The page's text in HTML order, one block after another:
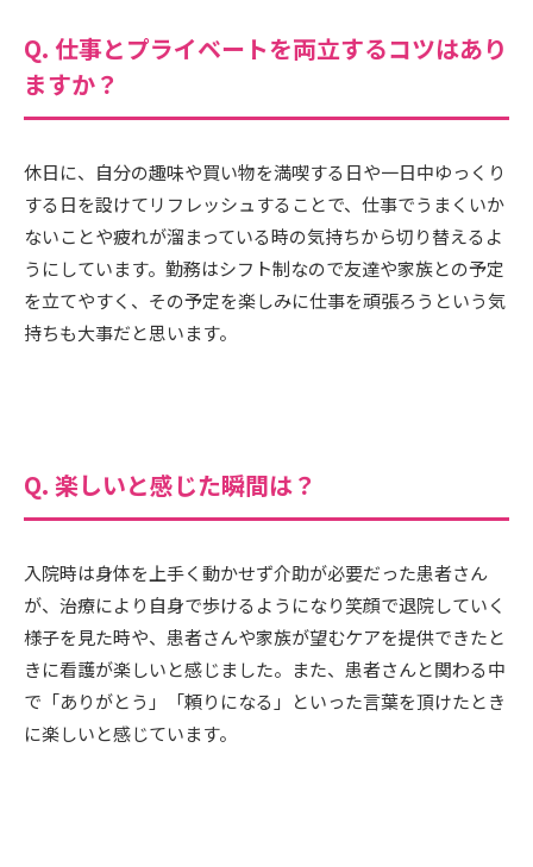
Q. 仕事とプライベートを両立するコツはあり
ますか？
休日に、自分の趣味や買い物を満喫する日や一日中ゆっくり
する日を設けてリフレッシュすることで、仕事でうまくいか
ないことや疲れが溜まっている時の気持ちから切り替えるよ
うにしています。勤務はシフト制なので友達や家族との予定
を立てやすく、その予定を楽しみに仕事を頑張ろうという気
持ちも大事だと思います。
Q. 楽しいと感じた瞬間は？
入院時は身体を上手く動かせず介助が必要だった患者さん
が、治療により自身で歩けるようになり笑顔で退院していく
様子を見た時や、患者さんや家族が望むケアを提供できたと
きに看護が楽しいと感じました。また、患者さんと関わる中
で「ありがとう」「頼りになる」といった言葉を頂けたとき
に楽しいと感じています。